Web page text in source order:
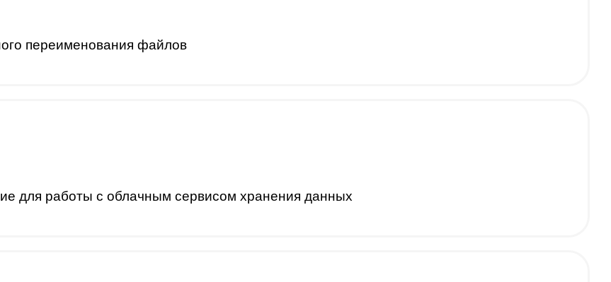
переименования файлов
для работы с облачным сервисом хранения данных